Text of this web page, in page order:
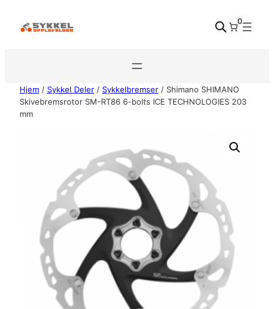
0
Hjem / Sykkel Deler / Sykkelbremser / Shimano SHIMANO
Skivebremsrotor SM-RT86 6-bolts ICE TECHNOLOGIES 203
mm